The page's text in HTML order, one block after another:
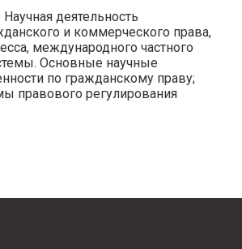
деятельность
и коммерческого права,
международного частного
Основные научные
по гражданскому праву;
правового регулирования